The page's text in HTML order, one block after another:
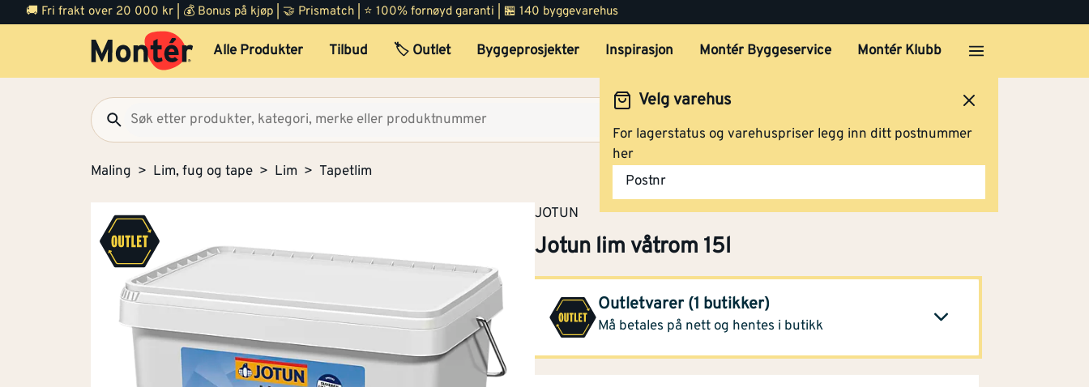
🚚 Fri frakt over 20 000 kr | 💰 Bonus på kjøp | 🤝 Prismatch | ⭐ 100% fornøyd garanti | 🏪 140 byggevarehus
Alle Produkter Tilbud 🏷️ Outlet Byggeprosjekter Inspirasjon Montér Byggeservice Montér Klubb
Velg varehus
For lagerstatus og varehuspriser legg inn ditt postnummer
her
Postnr
Maling Lim, fug og tape Lim Tapetlim
JOTUN
Jotun lim våtrom 15l
Outletvarer (1 butikker)
Må betales på nett og hentes i butikk
Montér Tvedestrand(1 spa)
Opprinnelig pris 1 799,-